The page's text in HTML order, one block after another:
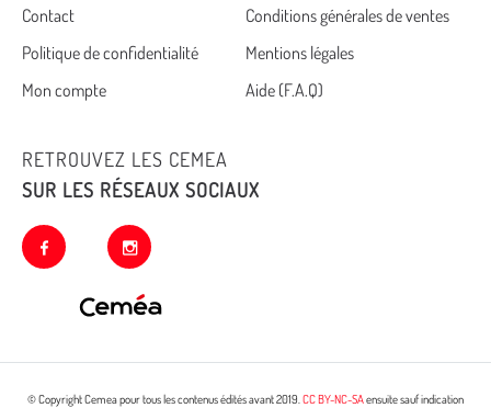
Cemea
footer
Contact
Conditions générales de ventes
Politique de confidentialité
Mentions légales
Mon compte
Aide (F.A.Q)
RETROUVEZ LES CEMEA
SUR LES RÉSEAUX SOCIAUX
facebook instagram
© Copyright Cemea pour tous les contenus édités avant 2019.CC BY-NC-SAensuite sauf indication